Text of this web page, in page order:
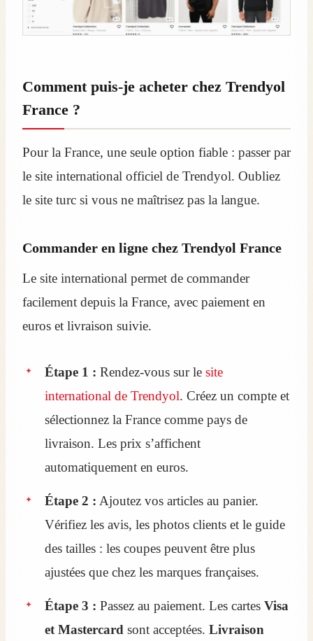
Comment puis-je acheter chez Trendyol
France ?
Pour la France, une seule option fiable : passer par
le site international officiel de Trendyol. Oubliez
le site turc si vous ne maîtrisez pas la langue.
Commander en ligne chez Trendyol France
Le site international permet de commander
facilement depuis la France, avec paiement en
euros et livraison suivie.
Étape 1 : Rendez-vous sur le site
international de Trendyol. Créez un compte et
sélectionnez la France comme pays de
livraison. Les prix s’affichent
automatiquement en euros.
Étape 2 : Ajoutez vos articles au panier.
Vérifiez les avis, les photos clients et le guide
des tailles : les coupes peuvent être plus
ajustées que chez les marques françaises.
Étape 3 : Passez au paiement. Les cartes Visa
et Mastercard sont acceptées. Livraison